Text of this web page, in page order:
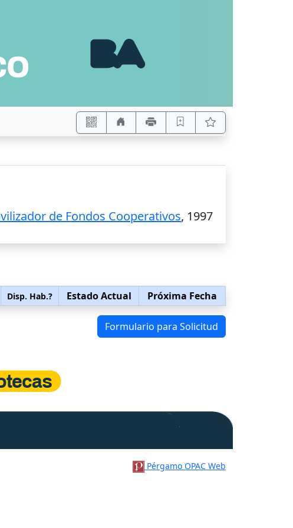
de Fondos Cooperativos, 1997
Disp. Hab.? Estado Actual Próxima Fecha
Formulario para Solicitud
Pérgamo OPAC Web